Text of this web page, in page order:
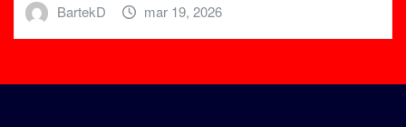
BartekD mar 19, 2026